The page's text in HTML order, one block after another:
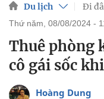
Du lịch Đi
thứ năm, 08/08/2024 -
Thuê phòng
cô gái sốc
Hoàng Dung